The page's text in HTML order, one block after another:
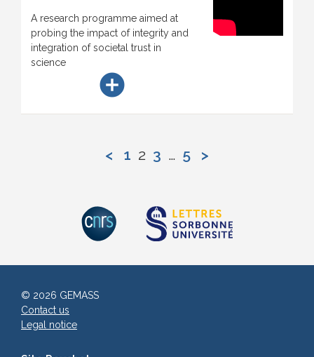
A research programme aimed at
probing the impact of integrity and
integration of societal trust in
science
add_circle
< 1 2 3 … 5 >
© 2026 GEMASS
Contact us
Legal notice